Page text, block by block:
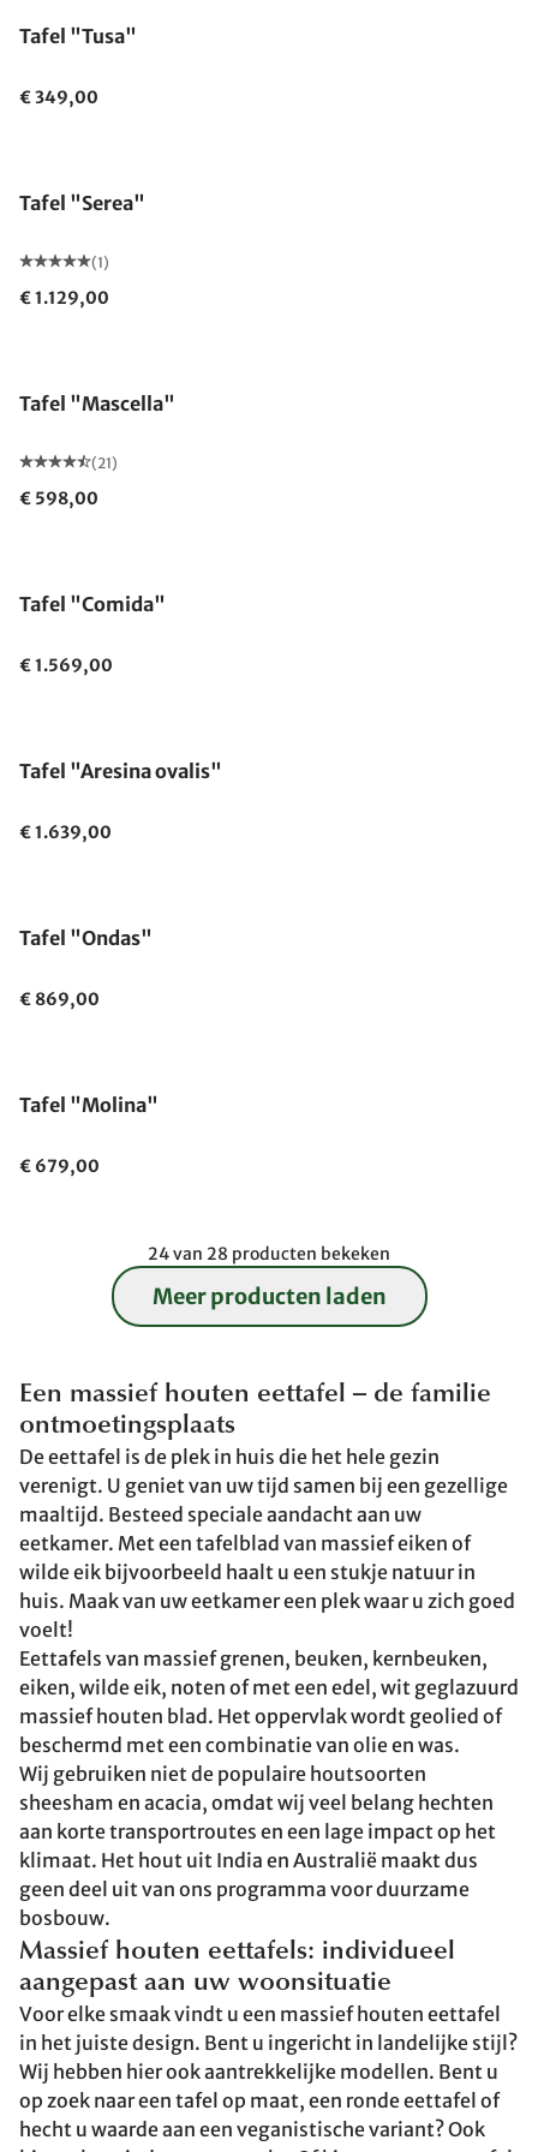
Tafel "Tusa"
€ 349,00
Tafel "Serea"
(1)
€ 1.129,00
Tafel "Mascella"
(21)
€ 598,00
Tafel "Comida"
€ 1.569,00
Tafel "Aresina ovalis"
€ 1.639,00
Tafel "Ondas"
€ 869,00
Tafel "Molina"
€ 679,00
24 van 28 producten bekeken
Meer producten laden
Een massief houten eettafel – de familie
ontmoetingsplaats
De eettafel is de plek in huis die het hele gezin
verenigt. U geniet van uw tijd samen bij een gezellige
maaltijd. Besteed speciale aandacht aan uw
eetkamer. Met een tafelblad van massief eiken of
wilde eik bijvoorbeeld haalt u een stukje natuur in
huis. Maak van uw eetkamer een plek waar u zich goed
voelt!
Eettafels van massief grenen, beuken, kernbeuken,
eiken, wilde eik, noten of met een edel, wit geglazuurd
massief houten blad. Het oppervlak wordt geolied of
beschermd met een combinatie van olie en was.
Wij gebruiken niet de populaire houtsoorten
sheesham en acacia, omdat wij veel belang hechten
aan korte transportroutes en een lage impact op het
klimaat. Het hout uit India en Australië maakt dus
geen deel uit van ons programma voor duurzame
bosbouw.
Massief houten eettafels: individueel
aangepast aan uw woonsituatie
Voor elke smaak vindt u een massief houten eettafel
in het juiste design. Bent u ingericht in landelijke stijl?
Wij hebben hier ook aantrekkelijke modellen. Bent u
op zoek naar een tafel op maat, een ronde eettafel of
hecht u waarde aan een veganistische variant? Ook